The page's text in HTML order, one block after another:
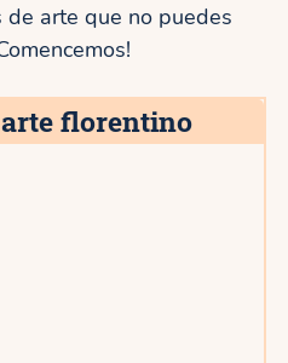
arte que no puedes
florentino